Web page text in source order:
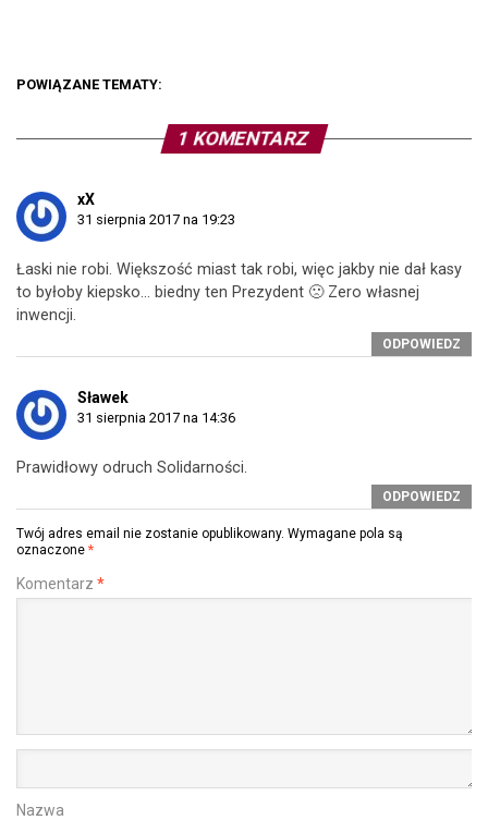
POWIĄZANE TEMATY:
1 KOMENTARZ
xX
31 sierpnia 2017 na 19:23
Łaski nie robi. Większość miast tak robi, więc jakby nie dał kasy
to byłoby kiepsko… biedny ten Prezydent 🙁 Zero własnej
inwencji.
ODPOWIEDZ
Sławek
31 sierpnia 2017 na 14:36
Prawidłowy odruch Solidarności.
ODPOWIEDZ
Twój adres email nie zostanie opublikowany. Wymagane pola są
oznaczone *
Komentarz *
Nazwa